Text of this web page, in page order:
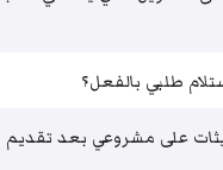
طلبي بالفعل؟
على مشروعي بعد تقديم